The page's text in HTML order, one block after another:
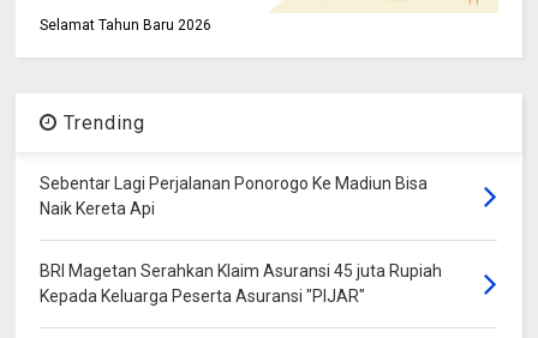
Selamat Tahun Baru 2026
Trending
Sebentar Lagi Perjalanan Ponorogo Ke Madiun Bisa
Naik Kereta Api
BRI Magetan Serahkan Klaim Asuransi 45 juta Rupiah
Kepada Keluarga Peserta Asuransi "PIJAR"